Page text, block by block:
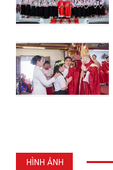
HÌNH ẢNH